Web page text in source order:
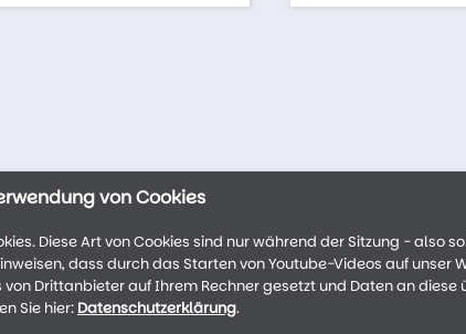
von Cookies
Diese Art von Cookies sind nur während der Sitzung - also
dass durch das Starten von Youtube-Videos auf unser
Drittanbieter auf Ihrem Rechner gesetzt und Daten an
Sie hier: Datenschutzerklärung.